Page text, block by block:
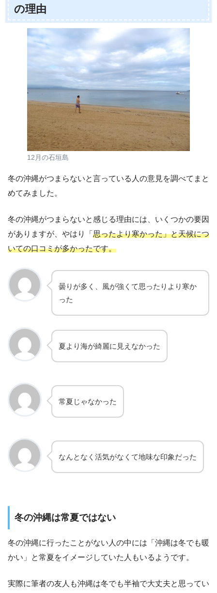
の理由
12月の石垣島
冬の沖縄がつまらないと言っている人の意見を調べてまと
めてみました。
冬の沖縄がつまらないと感じる理由には、いくつかの要因
がありますが、やはり「 思ったより寒かった」と天候につ
いての口コミが多かったです。
曇りが多く、風が強くて思ったりより寒か
った
夏より海が綺麗に見えなかった
常夏じゃなかった
なんとなく活気がなくて地味な印象だった
冬の沖縄は常夏ではない
冬の沖縄に行ったことがない人の中には「沖縄は冬でも暖
かい」と常夏をイメージしていた人もいるようです。
実際に筆者の友人も沖縄は冬でも半袖で大丈夫と思ってい